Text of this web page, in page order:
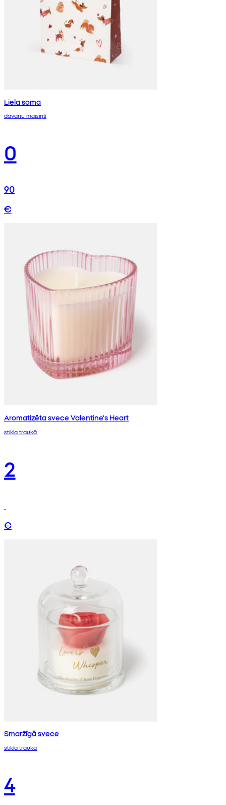
Liela soma
dāvanu maisiņš
0
90
€
Aromatizēta svece Valentine's Heart
stikla traukā
2
€
Smaržīgā svece
stikla traukā
4